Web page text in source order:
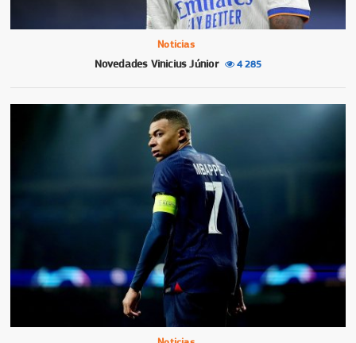
Noticias
Novedades Vinicius Júnior 4 285